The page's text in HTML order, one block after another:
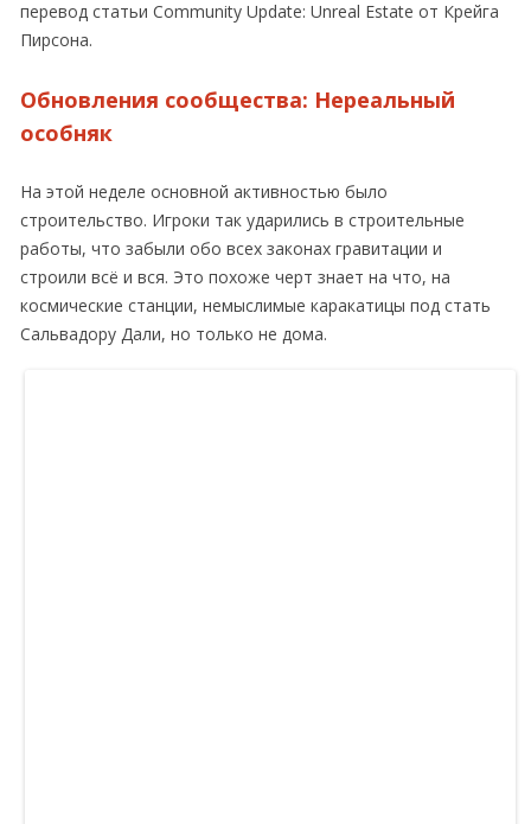
перевод статьи Community Update: Unreal Estate от Крейга
Пирсона.
Обновления сообщества: Нереальный
особняк
На этой неделе основной активностью было
строительство. Игроки так ударились в строительные
работы, что забыли обо всех законах гравитации и
строили всё и вся. Это похоже черт знает на что, на
космические станции, немыслимые каракатицы под стать
Сальвадору Дали, но только не дома.